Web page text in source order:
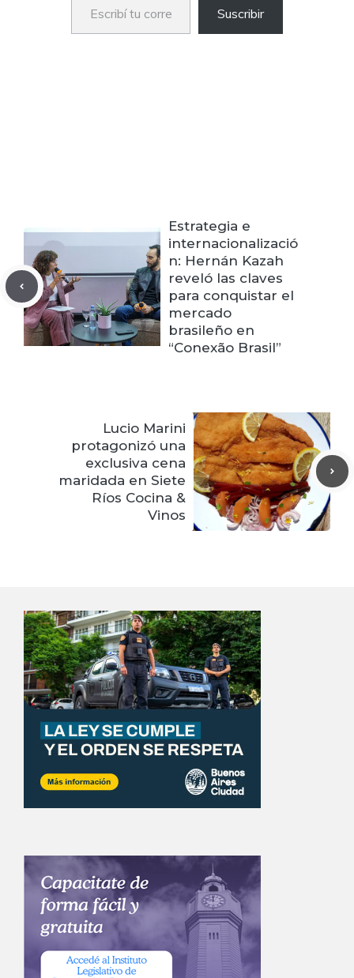
Suscribir
Estrategia e
internacionalizació
n: Hernán Kazah
reveló las claves
para conquistar el
mercado
brasileño en
“Conexão Brasil”
Lucio Marini
protagonizó una
exclusiva cena
maridada en Siete
Ríos Cocina &
Vinos